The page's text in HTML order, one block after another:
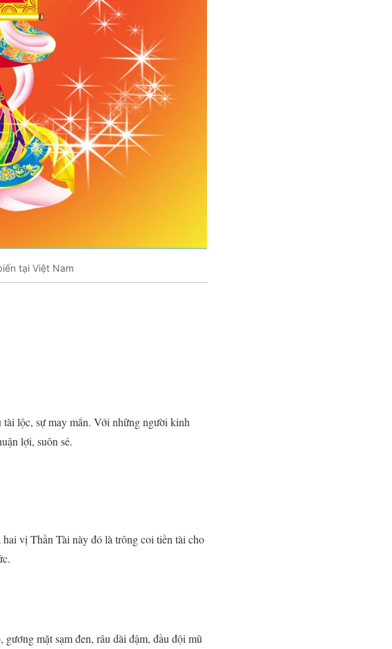
tại Việt Nam
lộc, sự may mắn. Với những người kinh
lợi, suôn sẻ.
vị Thần Tài này đó là trông coi tiền tài cho
mặt sạm đen, râu dài đậm, đầu đội mũ